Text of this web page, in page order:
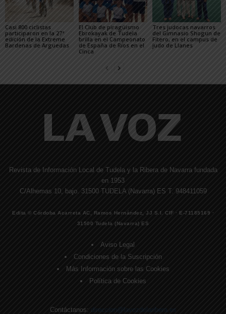
Casi 800 ciclistas
participaron en la 27ª
edición de la Extreme
Bardenas de Arguedas
El Club de piragüismo
Ebrokayak de Tudela
brilla en el Campeonato
de España de Ríos en el
Cinca
Tres judocas navarros
del Gimnasio Shogun de
Fitero, en el campus de
judo de Llanes
Revista de Información Local de Tudela y la Ribera de Navarra fundada
en 1953
C/Alhemas 10, bajo. 31500 TUDELA (Navarra) ES T. 948411059
Edita © Córdoba Acarreta AC, Ramos Hernández, JJ S.I. CIF · E-71185169 ·
31500 Tudela (Navarra) ES
Aviso Legal
Condiciones de la Suscripción
Más Información sobre las Cookies
Política de Cookies
Contáctanos: direccion@lavozdelaribera.es